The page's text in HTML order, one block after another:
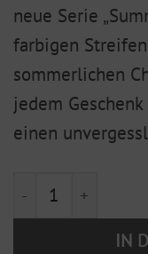
neue Serie
farbigen
sommerlichen
jedem
einen
Früchte "Summer
IN